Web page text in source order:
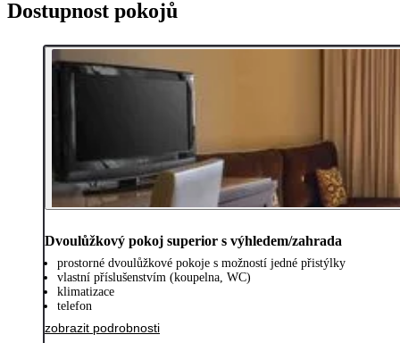
Dostupnost pokojů
Dvoulůžkový pokoj superior s výhledem/zahrada
prostorné dvoulůžkové pokoje s možností jedné přistýlky
vlastní příslušenstvím (koupelna, WC)
klimatizace
telefon
zobrazit podrobnosti